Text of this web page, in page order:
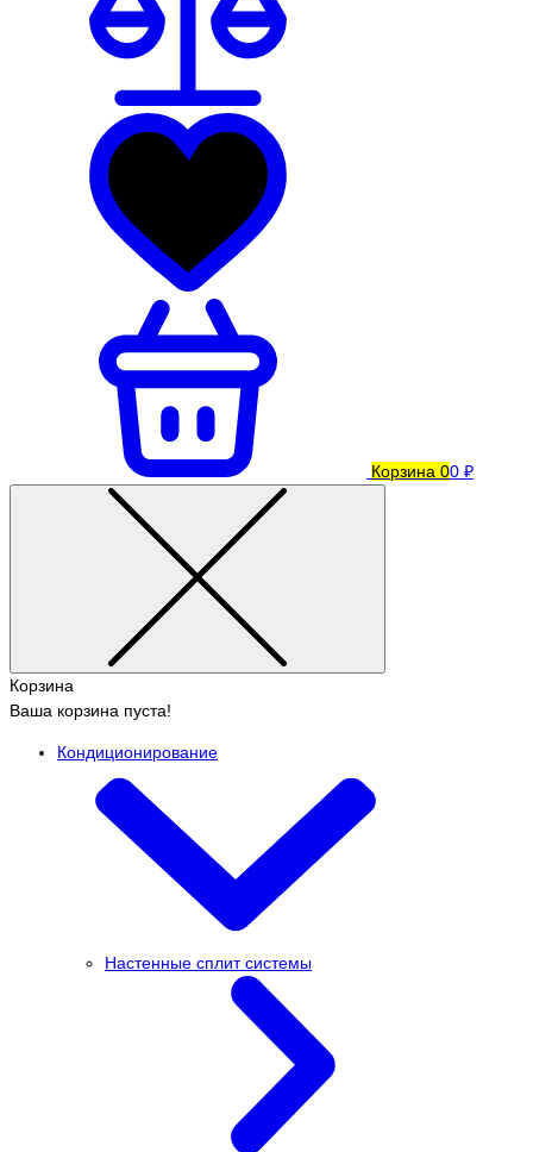
Корзина 00 ₽
Корзина
Ваша корзина пуста!
Кондиционирование
Настенные сплит системы